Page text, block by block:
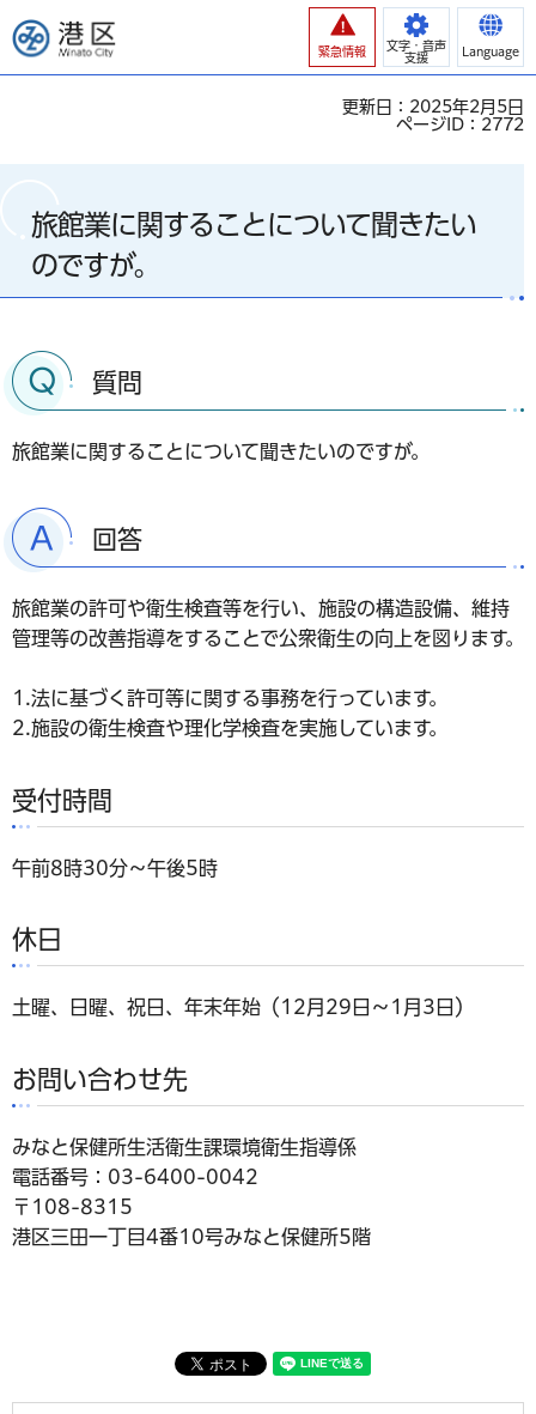
港区
緊急情報
文字・音声
支援
Language
更新日：2025年2月5日
ページID：2772
旅館業に関することについて聞きたい
のですが。
質問
旅館業に関することについて聞きたいのですが。
回答
旅館業の許可や衛生検査等を行い、施設の構造設備、維持
管理等の改善指導をすることで公衆衛生の向上を図ります。
1.法に基づく許可等に関する事務を行っています。
2.施設の衛生検査や理化学検査を実施しています。
受付時間
午前8時30分～午後5時
休日
土曜、日曜、祝日、年末年始（12月29日～1月3日）
お問い合わせ先
みなと保健所生活衛生課環境衛生指導係
電話番号：03-6400-0042
〒108-8315
港区三田一丁目4番10号みなと保健所5階